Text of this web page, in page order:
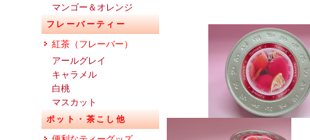
マンゴー＆オレンジ
フレーバーティー
紅茶（フレーバー）
アールグレイ
キャラメル
白桃
マスカット
ポット・茶こし他